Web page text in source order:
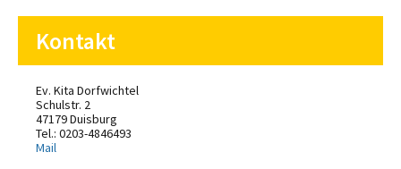
Kontakt
Ev. Kita Dorfwichtel
Schulstr. 2
47179 Duisburg
Tel.: 0203-4846493
Mail